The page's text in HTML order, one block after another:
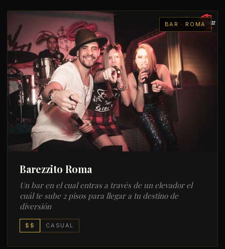
BAR · ROMA
Barezzito Roma
Un bar en el cual entras a través de un elevador el
cuál te sube 2 pisos para llegar a tu destino de
diversión
$$ CASUAL